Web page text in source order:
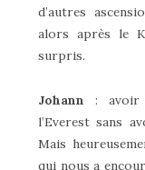
d’autres
alors après le
surpris.
Johann
: avoir
l’Everest sans
Mais
qui nous a